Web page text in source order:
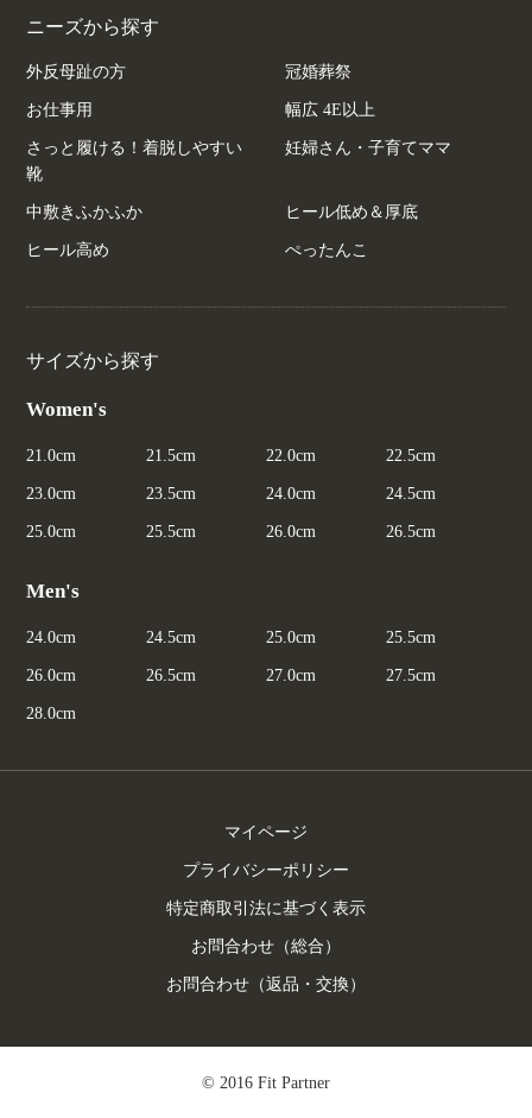
ニーズから探す
外反母趾の方 冠婚葬祭
お仕事用 幅広 4E以上
さっと履ける！着脱しやすい
靴
妊婦さん・子育てママ
中敷きふかふか ヒール低め＆厚底
ヒール高め ぺったんこ
サイズから探す
Women's
21.0cm 21.5cm 22.0cm 22.5cm
23.0cm 23.5cm 24.0cm 24.5cm
25.0cm 25.5cm 26.0cm 26.5cm
Men's
24.0cm 24.5cm 25.0cm 25.5cm
26.0cm 26.5cm 27.0cm 27.5cm
28.0cm
マイページ
プライバシーポリシー
特定商取引法に基づく表示
お問合わせ（総合）
お問合わせ（返品・交換）
© 2016 Fit Partner